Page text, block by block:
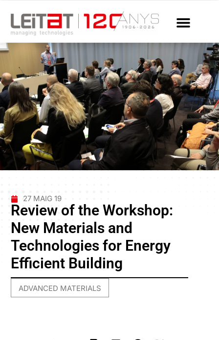
27 MAIG 19
Review of the Workshop:
New Materials and
Technologies for Energy
Efficient Building
ADVANCED MATERIALS